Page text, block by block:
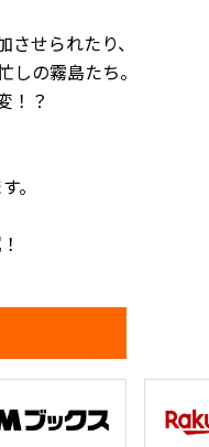
せられたり、
の霧島たち。
！？
。